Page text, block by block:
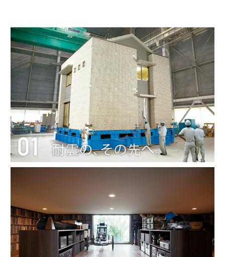
海外事業
ミサワアイデンティティ